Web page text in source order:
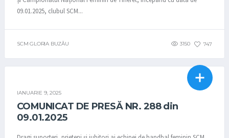
09.01.2025, clubul SCM...
SCM GLORIA BUZĂU 3150 747
IANUARIE 9, 2025
COMUNICAT DE PRESĂ NR. 288 din
09.01.2025